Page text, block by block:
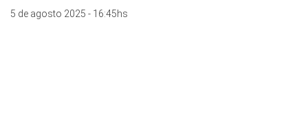
5 de agosto 2025 - 16:45hs